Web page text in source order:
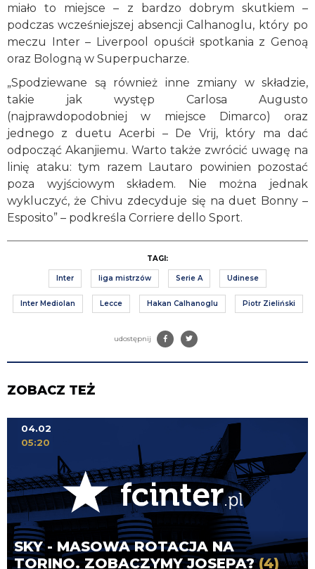
miało to miejsce – z bardzo dobrym skutkiem –
podczas wcześniejszej absencji Calhanoglu, który po
meczu Inter – Liverpool opuścił spotkania z Genoą
oraz Bologną w Superpucharze.
„Spodziewane są również inne zmiany w składzie,
takie jak występ Carlosa Augusto
(najprawdopodobniej w miejsce Dimarco) oraz
jednego z duetu Acerbi – De Vrij, który ma dać
odpocząć Akanjiemu. Warto także zwrócić uwagę na
linię ataku: tym razem Lautaro powinien pozostać
poza wyjściowym składem. Nie można jednak
wykluczyć, że Chivu zdecyduje się na duet Bonny –
Esposito” – podkreśla Corriere dello Sport.
TAGI:
Inter liga mistrzów Serie A Udinese
Inter Mediolan Lecce Hakan Calhanoglu Piotr Zieliński
udostępnij
ZOBACZ TEŻ
SKY - MASOWA ROTACJA NA
TORINO. ZOBACZYMY JOSEPA?(4)
04.02
05:20